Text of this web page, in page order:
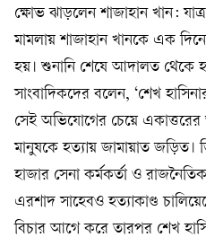
ক্ষোভ ঝাড়লেন শাজাহান খান:
মামলায় শাজাহান খানকে এক
হয়। শুনানি শেষে আদালত থেকে
সাংবাদিকদের বলেন, ‘শেখ
সেই অভিযোগের চেয়ে
মানুষকে হত্যায় জামায়াত জড়িত।
হাজার সেনা কর্মকর্তা ও
এরশাদ সাহেবও হত্যাকাণ্ড
বিচার আগে করে তারপর শেখ